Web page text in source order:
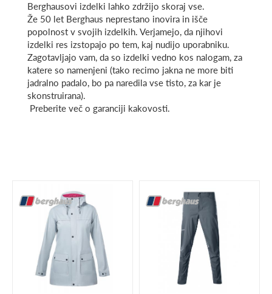
Berghausovi izdelki lahko zdržijo skoraj vse.
Že 50 let Berghaus neprestano inovira in išče
popolnost v svojih izdelkih. Verjamejo, da njihovi
izdelki res izstopajo po tem, kaj nudijo uporabniku.
Zagotavljajo vam, da so izdelki vedno kos nalogam, za
katere so namenjeni (tako recimo jakna ne more biti
jadralno padalo, bo pa naredila vse tisto, za kar je
skonstruirana).
Preberite več o garanciji kakovosti.